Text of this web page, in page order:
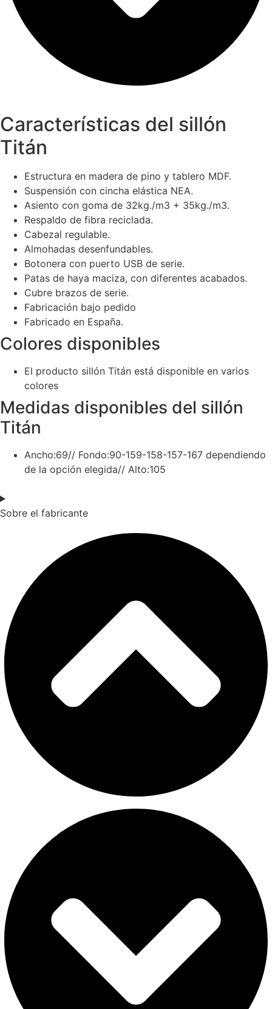
Características del sillón
Titán
Estructura en madera de pino y tablero MDF.
Suspensión con cincha elástica NEA.
Asiento con goma de 32kg./m3 + 35kg./m3.
Respaldo de fibra reciclada.
Cabezal regulable.
Almohadas desenfundables.
Botonera con puerto USB de serie.
Patas de haya maciza, con diferentes acabados.
Cubre brazos de serie.
Fabricación bajo pedido
Fabricado en España.
Colores disponibles
El producto sillón Titán está disponible en varios
colores
Medidas disponibles del sillón
Titán
Ancho:69// Fondo:90-159-158-157-167 dependiendo
de la opción elegida// Alto:105
Sobre el fabricante